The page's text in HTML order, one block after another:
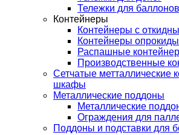
Тележки для баллонов
Контейнеры
Контейнеры с
Контейнеры
Распашные
Производственные
Сетчатые метталлические
шкафы
Металлические поддоны
Металлические
Ограждения для
Поддоны и подставки для